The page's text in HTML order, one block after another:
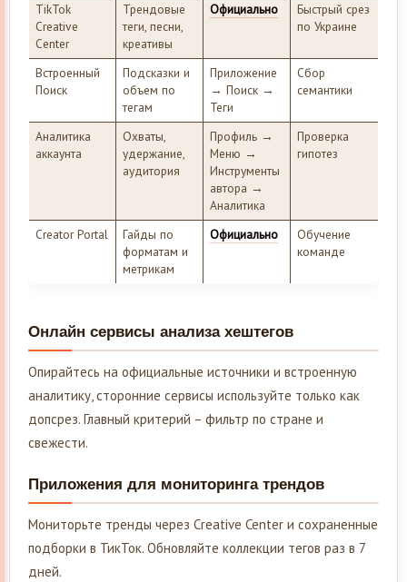
TikTok
Creative
Center
Трендовые
теги, песни,
креативы
Официально
Быстрый срез
по Украине
Встроенный
Поиск
Подсказки и
объем по
тегам
Приложение
→ Поиск →
Теги
Сбор
семантики
Аналитика
аккаунта
Охваты,
удержание,
аудитория
Профиль →
Меню →
Инструменты
автора →
Аналитика
Проверка
гипотез
Creator Portal
Гайды по
форматам и
метрикам
Официально
Обучение
команде
Онлайн сервисы анализа хештегов
Опирайтесь на официальные источники и встроенную
аналитику, сторонние сервисы используйте только как
допсрез. Главный критерий – фильтр по стране и
свежести.
Приложения для мониторинга трендов
Мониторьте тренды через Creative Center и сохраненные
подборки в ТикТок. Обновляйте коллекции тегов раз в 7
дней.